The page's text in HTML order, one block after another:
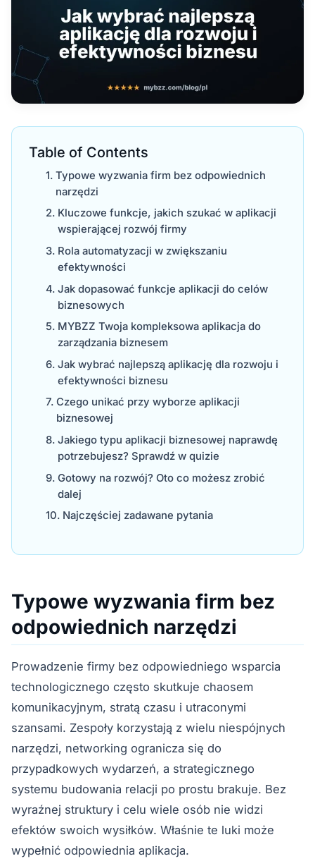
Table of Contents
Typowe wyzwania firm bez odpowiednich
narzędzi
Kluczowe funkcje, jakich szukać w aplikacji
wspierającej rozwój firmy
Rola automatyzacji w zwiększaniu
efektywności
Jak dopasować funkcje aplikacji do celów
biznesowych
MYBZZ Twoja kompleksowa aplikacja do
zarządzania biznesem
Jak wybrać najlepszą aplikację dla rozwoju i
efektywności biznesu
Czego unikać przy wyborze aplikacji
biznesowej
Jakiego typu aplikacji biznesowej naprawdę
potrzebujesz? Sprawdź w quizie
Gotowy na rozwój? Oto co możesz zrobić
dalej
Najczęściej zadawane pytania
Typowe wyzwania firm bez
odpowiednich narzędzi
Prowadzenie firmy bez odpowiedniego wsparcia
technologicznego często skutkuje chaosem
komunikacyjnym, stratą czasu i utraconymi
szansami. Zespoły korzystają z wielu niespójnych
narzędzi, networking ogranicza się do
przypadkowych wydarzeń, a strategicznego
systemu budowania relacji po prostu brakuje. Bez
wyraźnej struktury i celu wiele osób nie widzi
efektów swoich wysiłków. Właśnie te luki może
wypełnić odpowiednia aplikacja.